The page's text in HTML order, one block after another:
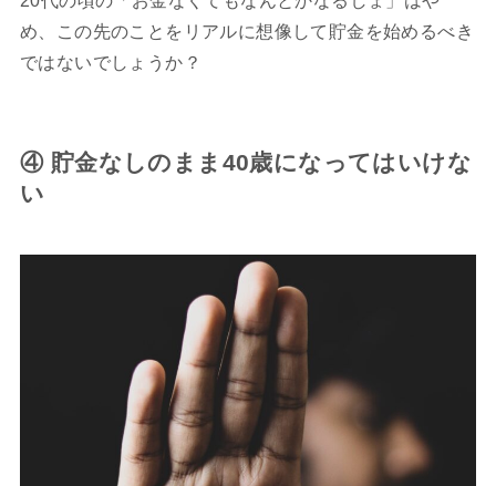
め、この先のことをリアルに想像して貯金を始めるべき
ではないでしょうか？
④ 貯金なしのまま40歳になってはいけな
い